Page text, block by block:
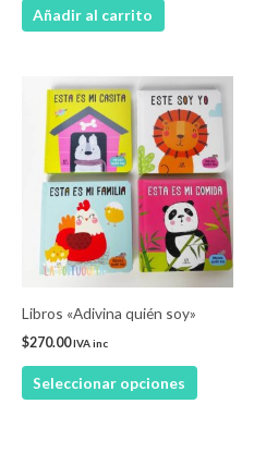
Añadir al carrito
Libros «Adivina quién soy»
$270.00IVA inc
Seleccionar opciones
Este
producto
tiene
múltiples
variantes.
Las
opciones
se